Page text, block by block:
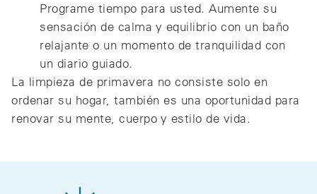
Programe tiempo para usted. Aumente su
sensación de calma y equilibrio con un baño
relajante o un momento de tranquilidad con
un diario guiado.
La limpieza de primavera no consiste solo en
ordenar su hogar, también es una oportunidad para
renovar su mente, cuerpo y estilo de vida.